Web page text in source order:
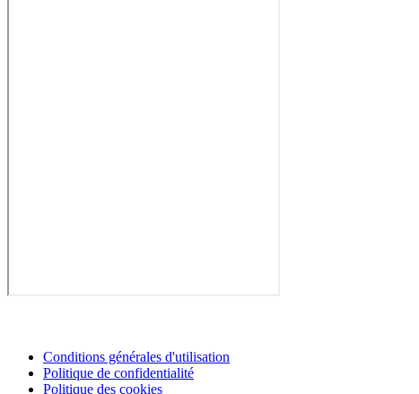
Conditions générales d'utilisation
Politique de confidentialité
Politique des cookies